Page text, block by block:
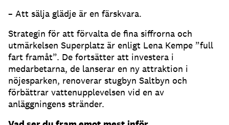
– Att sälja glädje är en färskvara.
Strategin för att förvalta de fina siffrorna och
utmärkelsen Superplatz är enligt Lena Kempe ”full
fart framåt”. De fortsätter att investera i
medarbetarna, de lanserar en ny attraktion i
nöjesparken, renoverar stugbyn Saltbyn och
förbättrar vattenupplevelsen vid en av
anläggningens stränder.